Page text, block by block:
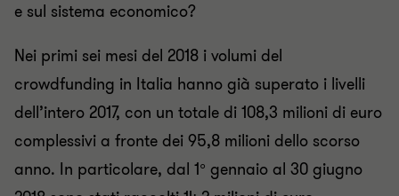
e sul sistema economico?
Nei primi sei mesi del 2018 i volumi del
crowdfunding in Italia hanno già superato i livelli
dell’intero 2017, con un totale di 108,3 milioni di euro
complessivi a fronte dei 95,8 milioni dello scorso
anno. In particolare, dal 1° gennaio al 30 giugno